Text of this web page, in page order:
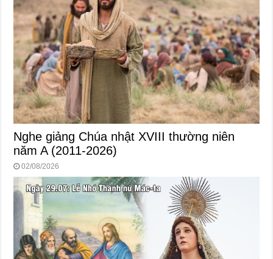
Nghe giảng Chúa nhật XVIII thường niên
năm A (2011-2026)
02/08/2026